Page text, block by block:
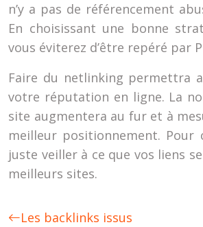
n’y a pas de référencement
En choisissant une bonne
vous éviterez d’être repéré par
Faire du netlinking permettra
votre réputation en ligne. La
site augmentera au fur et à
meilleur positionnement. Pour
juste veiller à ce que vos liens
meilleurs sites.
Les backlinks issus